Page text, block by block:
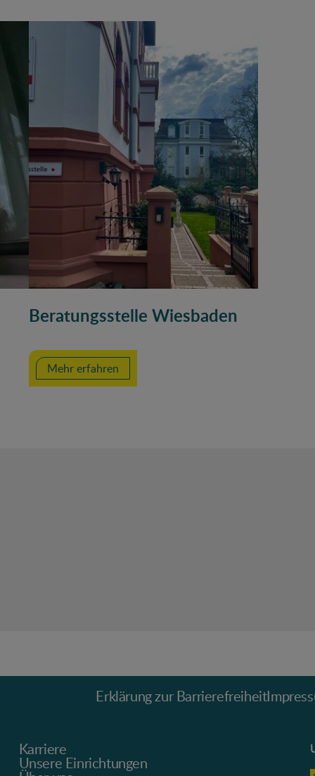
Beratungsstelle Wiesbaden
Mehr erfahren
Erklärung zur Barrierefreiheit
Karriere
Unsere Einrichtungen